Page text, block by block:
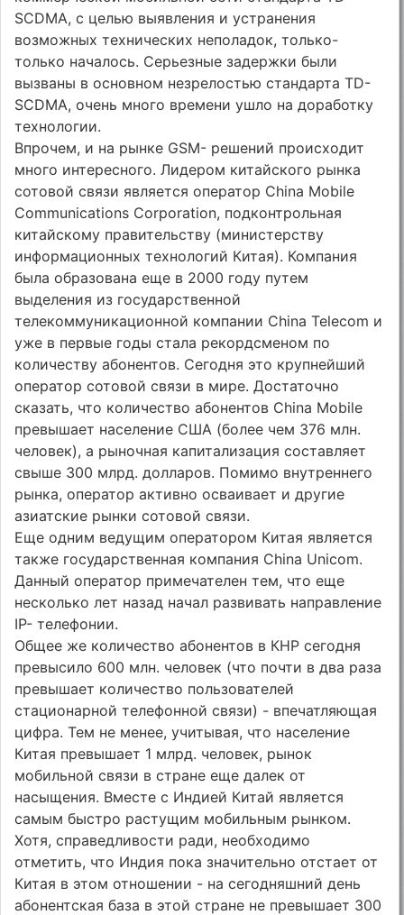
SCDMA, с целью выявления и устранения
возможных технических неполадок, только-
только началось. Серьезные задержки были
вызваны в основном незрелостью стандарта TD-
SCDMA, очень много времени ушло на доработку
технологии.
Впрочем, и на рынке GSM- решений происходит
много интересного. Лидером китайского рынка
сотовой связи является оператор China Mobile
Communications Corporation, подконтрольная
китайскому правительству (министерству
информационных технологий Китая). Компания
была образована еще в 2000 году путем
выделения из государственной
телекоммуникационной компании China Telecom и
уже в первые годы стала рекордсменом по
количеству абонентов. Сегодня это крупнейший
оператор сотовой связи в мире. Достаточно
сказать, что количество абонентов China Mobile
превышает население США (более чем 376 млн.
человек), а рыночная капитализация составляет
свыше 300 млрд. долларов. Помимо внутреннего
рынка, оператор активно осваивает и другие
азиатские рынки сотовой связи.
Еще одним ведущим оператором Китая является
также государственная компания China Unicom.
Данный оператор примечателен тем, что еще
несколько лет назад начал развивать направление
IP- телефонии.
Общее же количество абонентов в КНР сегодня
превысило 600 млн. человек (что почти в два раза
превышает количество пользователей
стационарной телефонной связи) - впечатляющая
цифра. Тем не менее, учитывая, что население
Китая превышает 1 млрд. человек, рынок
мобильной связи в стране еще далек от
насыщения. Вместе с Индией Китай является
самым быстро растущим мобильным рынком.
Хотя, справедливости ради, необходимо
отметить, что Индия пока значительно отстает от
Китая в этом отношении - на сегодняшний день
абонентская база в этой стране не превышает 300